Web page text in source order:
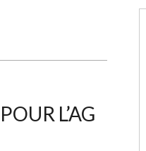
L’AG